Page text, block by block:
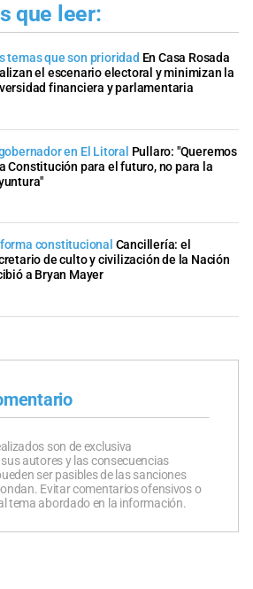
que leer:
temas que son prioridad En Casa Rosada
el escenario electoral y minimizan la
financiera y parlamentaria
en El Litoral Pullaro: "Queremos
Constitución para el futuro, no para la
constitucional Cancillería: el
de culto y civilización de la Nación
a Bryan Mayer
son de exclusiva
autores y las consecuencias
ser pasibles de las sanciones
Evitar comentarios ofensivos o
tema abordado en la información.